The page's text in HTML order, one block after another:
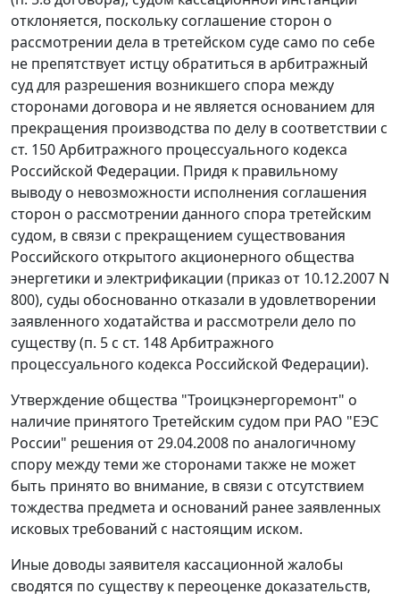
отклоняется, поскольку соглашение сторон о
рассмотрении дела в третейском суде само по себе
не препятствует истцу обратиться в арбитражный
суд для разрешения возникшего спора между
сторонами договора и не является основанием для
прекращения производства по делу в соответствии с
ст. 150Арбитражного процессуального кодекса
Российской Федерации. Придя к правильному
выводу о невозможности исполнения соглашения
сторон о рассмотрении данного спора третейским
судом, в связи с прекращением существования
Российского открытого акционерного общества
энергетики и электрификации (приказ от 10.12.2007 N
800), суды обоснованно отказали в удовлетворении
заявленного ходатайства и рассмотрели дело по
существу (п. 5 с ст. 148Арбитражного
процессуального кодекса Российской Федерации).
Утверждение общества "Троицкэнергоремонт" о
наличие принятого Третейским судом при РАО "ЕЭС
России" решения от 29.04.2008 по аналогичному
спору между теми же сторонами также не может
быть принято во внимание, в связи с отсутствием
тождества предмета и оснований ранее заявленных
исковых требований с настоящим иском.
Иные доводы заявителя кассационной жалобы
сводятся по существу к переоценке доказательств,